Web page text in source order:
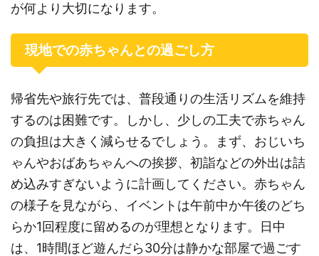
が何より大切になります。
現地での赤ちゃんとの過ごし方
帰省先や旅行先では、普段通りの生活リズムを維持
するのは困難です。しかし、少しの工夫で赤ちゃん
の負担は大きく減らせるでしょう。まず、おじいち
ゃんやおばあちゃんへの挨拶、初詣などの外出は詰
め込みすぎないように計画してください。赤ちゃん
の様子を見ながら、イベントは午前中か午後のどち
らか1回程度に留めるのが理想となります。日中
は、1時間ほど遊んだら30分は静かな部屋で過ごす